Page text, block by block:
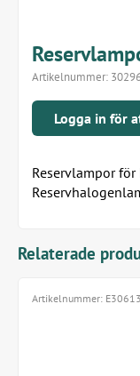
Artikelnummer:
Logga in för
Reservlampor
Relaterade
Artikelnummer: